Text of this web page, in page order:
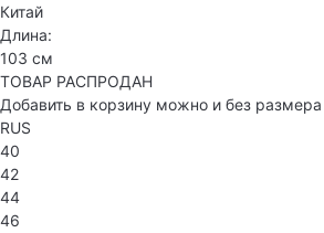
Китай
Длина:
103 см
ТОВАР РАСПРОДАН
Добавить в корзину можно и без размера
RUS
40
42
44
46